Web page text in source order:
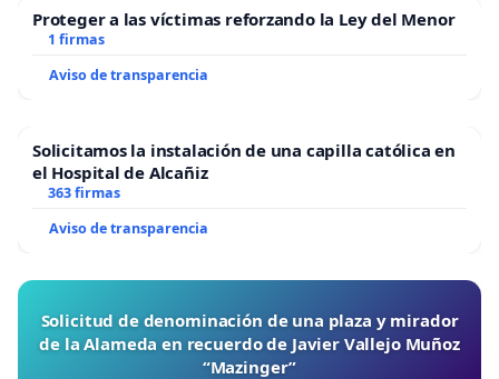
Proteger a las víctimas reforzando la Ley del Menor
1 firmas
Aviso de transparencia
Solicitamos la instalación de una capilla católica en
el Hospital de Alcañiz
363 firmas
Aviso de transparencia
Solicitud de denominación de una plaza y mirador
de la Alameda en recuerdo de Javier Vallejo Muñoz
“Mazinger”